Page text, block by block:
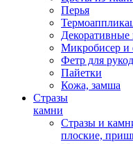
Перья
Декоративные
Микробисер и
Фетр для
Пайетки
Кожа, замша
Стразы
камни
Стразы и
плоские,